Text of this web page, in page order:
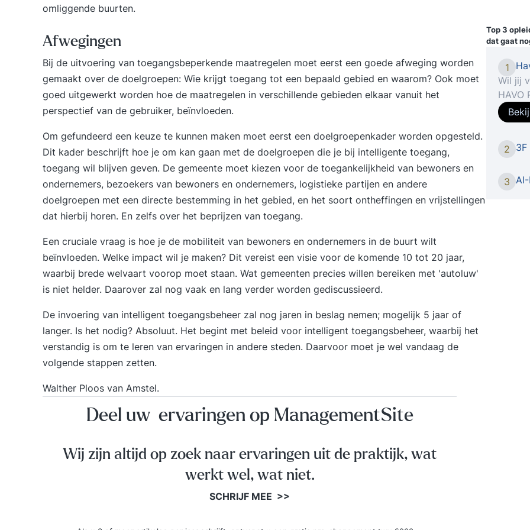
omliggende buurten.
Afwegingen
Bij de uitvoering van toegangsbeperkende maatregelen moet eerst een goede afweging worden
gemaakt over de doelgroepen: Wie krijgt toegang tot een bepaald gebied en waarom? Ook moet
goed uitgewerkt worden hoe de maatregelen in verschillende gebieden elkaar vanuit het
perspectief van de gebruiker, beïnvloeden.
Om gefundeerd een keuze te kunnen maken moet eerst een doelgroepenkader worden opgesteld.
Dit kader beschrijft hoe je om kan gaan met de doelgroepen die je bij intelligente toegang,
toegang wil blijven geven. De gemeente moet kiezen voor de toegankelijkheid van bewoners en
ondernemers, bezoekers van bewoners en ondernemers, logistieke partijen en andere
doelgroepen met een directe bestemming in het gebied, en het soort ontheffingen en vrijstellingen
dat hierbij horen. En zelfs over het beprijzen van toegang.
Een cruciale vraag is hoe je de mobiliteit van bewoners en ondernemers in de buurt wilt
beïnvloeden. Welke impact wil je maken? Dit vereist een visie voor de komende 10 tot 20 jaar,
waarbij brede welvaart voorop moet staan. Wat gemeenten precies willen bereiken met 'autoluw'
is niet helder. Daarover zal nog vaak en lang verder worden gediscussieerd.
De invoering van intelligent toegangsbeheer zal nog jaren in beslag nemen; mogelijk 5 jaar of
langer. Is het nodig? Absoluut. Het begint met beleid voor intelligent toegangsbeheer, waarbij het
verstandig is om te leren van ervaringen in andere steden. Daarvoor moet je wel vandaag de
volgende stappen zetten.
Walther Ploos van Amstel.
Top 3
dat gaat
1
Wil jij
HAVO
2 3F
3
Deel uw ervaringen op ManagementSite
Wij zijn altijd op zoek naar ervaringen uit de praktijk, wat
werkt wel, wat niet.
SCHRIJF MEE >>